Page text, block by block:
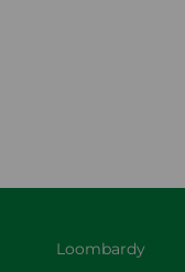
Loombardy